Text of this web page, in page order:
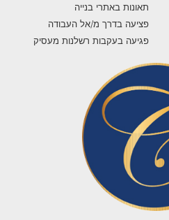
תאונות באתרי בנייה
פציעה בדרך מ/אל העבודה
פגיעה בעקבות רשלנות מעסיק